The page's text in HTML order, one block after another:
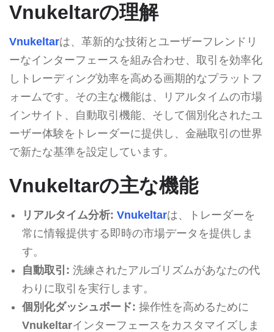
Vnukeltarの理解
Vnukeltarは、革新的な技術とユーザーフレンドリ
ーなインターフェースを組み合わせ、取引を効率化
しトレーディング効率を高める画期的なプラットフ
ォームです。その主な機能は、リアルタイムの市場
インサイト、自動取引機能、そして個別化されたユ
ーザー体験をトレーダーに提供し、金融取引の世界
で新たな基準を設定しています。
Vnukeltarの主な機能
リアルタイム分析: Vnukeltarは、トレーダーを
常に情報提供する即時の市場データを提供しま
す。
自動取引: 洗練されたアルゴリズムがあなたの代
わりに取引を実行します。
個別化ダッシュボード: 操作性を高めるために
Vnukeltarインターフェースをカスタマイズしま